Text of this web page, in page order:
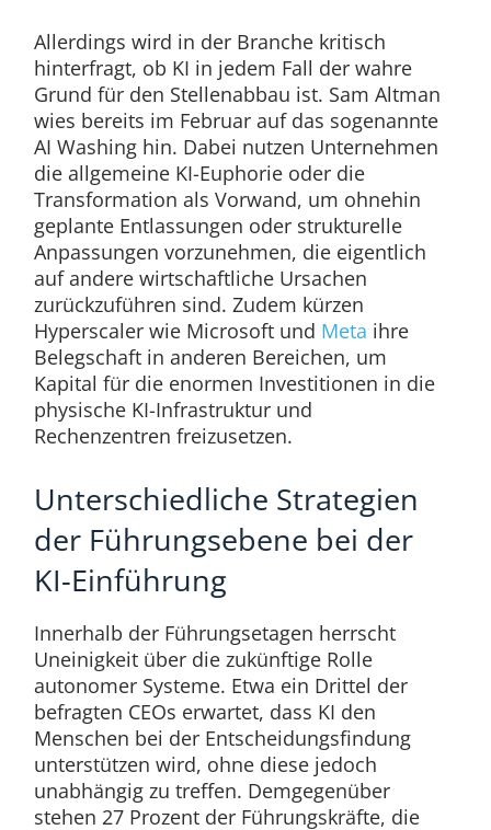
Allerdings wird in der Branche kritisch
hinterfragt, ob KI in jedem Fall der wahre
Grund für den Stellenabbau ist. Sam Altman
wies bereits im Februar auf das sogenannte
AI Washing hin. Dabei nutzen Unternehmen
die allgemeine KI-Euphorie oder die
Transformation als Vorwand, um ohnehin
geplante Entlassungen oder strukturelle
Anpassungen vorzunehmen, die eigentlich
auf andere wirtschaftliche Ursachen
zurückzuführen sind. Zudem kürzen
Hyperscaler wie Microsoft und Meta ihre
Belegschaft in anderen Bereichen, um
Kapital für die enormen Investitionen in die
physische KI-Infrastruktur und
Rechenzentren freizusetzen.
Unterschiedliche Strategien
der Führungsebene bei der
KI-Einführung
Innerhalb der Führungsetagen herrscht
Uneinigkeit über die zukünftige Rolle
autonomer Systeme. Etwa ein Drittel der
befragten CEOs erwartet, dass KI den
Menschen bei der Entscheidungsfindung
unterstützen wird, ohne diese jedoch
unabhängig zu treffen. Demgegenüber
stehen 27 Prozent der Führungskräfte, die